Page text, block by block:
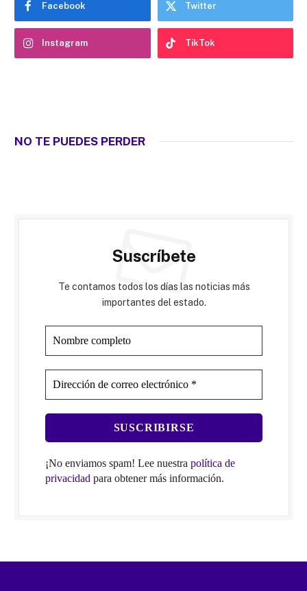
Facebook Twitter
Instagram TikTok
NO TE PUEDES PERDER
Suscríbete
Te contamos todos los días las noticias más
importantes del estado.
¡No enviamos spam! Lee nuestra política de
privacidadpara obtener más información.